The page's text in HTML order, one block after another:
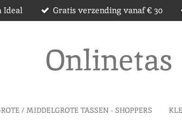
Ideal Gratis verzending vanaf € 30
Onlinetas
/ MIDDELGROTE TASSEN - SHOPPERS